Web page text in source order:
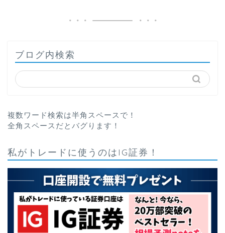
ブログ内検索
複数ワード検索は半角スペースで！
全角スペースだとバグります！
私がトレードに使うのはIG証券！